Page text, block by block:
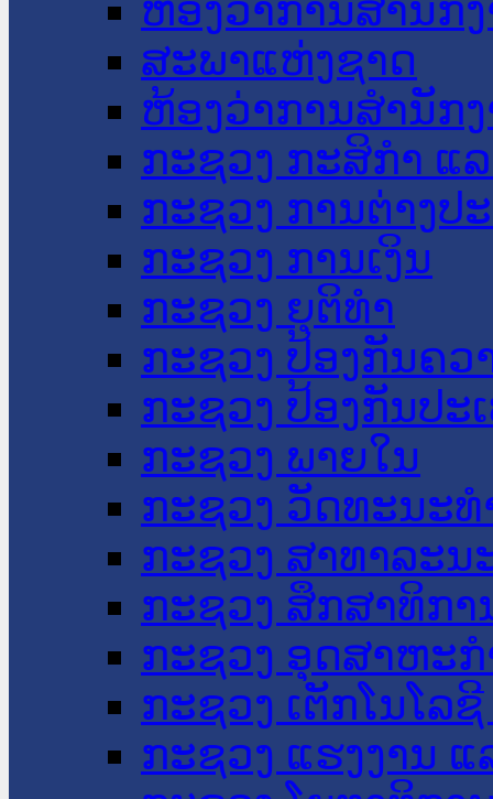
ຫ້ອງວ່າການສໍານັກ
ສະພາແຫ່ງຊາດ
ຫ້ອງວ່າການສຳນັກ
ກະຊວງ ກະສິກຳ ແ
ກະຊວງ ການຕ່າງປ
ກະຊວງ ການເງິນ
ກະຊວງ ຍຸຕິທໍາ
ກະຊວງ ປ້ອງກັນຄວ
ກະຊວງ ປ້ອງກັນປະ
ກະຊວງ ພາຍໃນ
ກະຊວງ ວັດທະນະ
ກະຊວງ ສາທາລະນ
ກະຊວງ ສຶກສາທິກາ
ກະຊວງ ອຸດສາຫະ
ກະຊວງ ເຕັກໂນໂລ
ກະຊວງ ແຮງງານ